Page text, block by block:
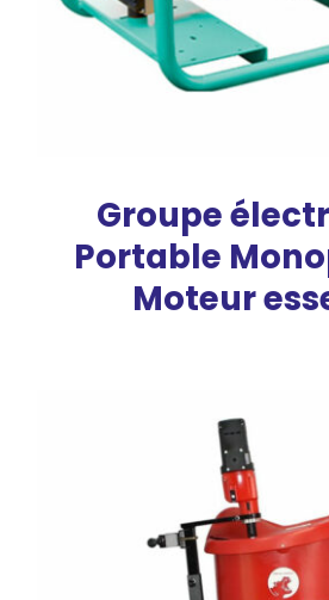
Groupe
Portable
Moteur